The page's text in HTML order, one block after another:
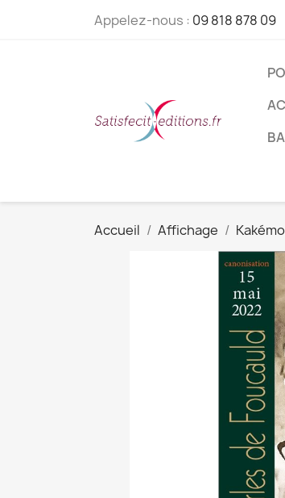
Appelez-nous : 09 818 878 09
Accueil Affichage